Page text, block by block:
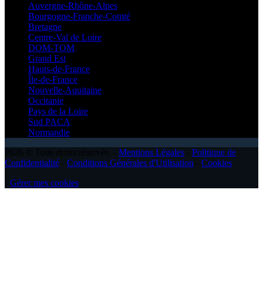
Auvergne-Rhône-Alpes
Bourgogne-Franche-Comté
Bretagne
Centre-Val de Loire
DOM-TOM
Grand Est
Hauts-de-France
Île-de-France
Nouvelle-Aquitaine
Occitanie
Pays de la Loire
Sud PACA
Normandie
Mentions Légales
Politique de
Confidentialité
Conditions Générales d'Utilisation
Cookies
Gérer mes cookies